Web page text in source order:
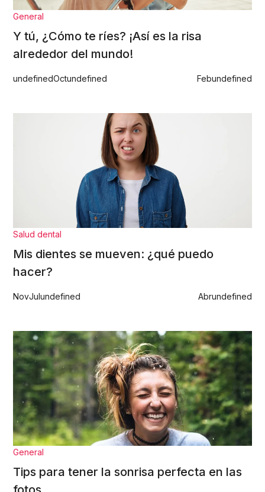
General
Y tú, ¿Cómo te ríes? ¡Así es la risa
alrededor del mundo!
undefinedOctundefined Febundefined
Salud dental
Mis dientes se mueven: ¿qué puedo
hacer?
NovJulundefined Abrundefined
General
Tips para tener la sonrisa perfecta en las